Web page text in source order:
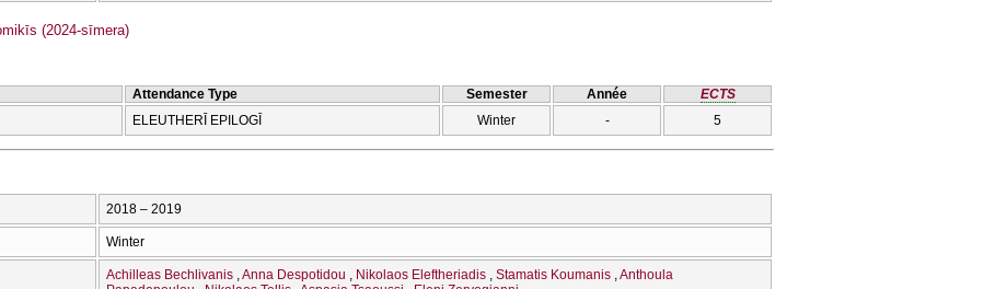
(2024-sīmera)
Attendance Type Semester Année
ECTS
ELEUTHERĪ EPILOGĪ Winter - 5
2018 – 2019
Winter
Achilleas Bechlivanis Anna Despotidou Nikolaos Eleftheriadis Stamatis Koumanis Anthoula